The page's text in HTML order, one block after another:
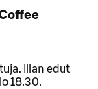
Illan edut
18.30.